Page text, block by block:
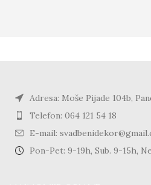
Adresa: Moše Pijade 104b,
Telefon: 064 121 54 18
E-mail:
Pon-Pet: 9-19h, Sub. 9-15h,